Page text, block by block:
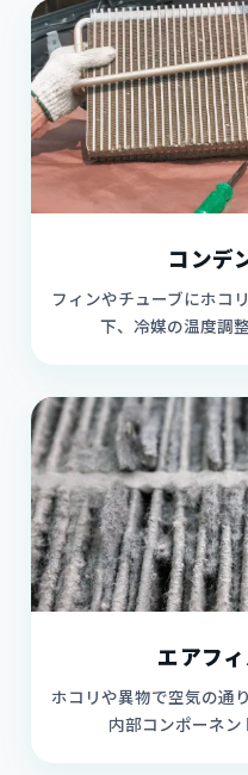
コンデ
フィンやチューブにホコ
下、冷媒の温度調
エアフ
ホコリや異物で空気の通
内部コンポーネン